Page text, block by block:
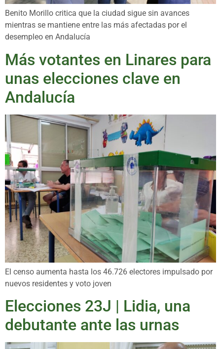
Benito Morillo critica que la ciudad sigue sin avances
mientras se mantiene entre las más afectadas por el
desempleo en Andalucía
Más votantes en Linares para
unas elecciones clave en
Andalucía
El censo aumenta hasta los 46.726 electores impulsado por
nuevos residentes y voto joven
Elecciones 23J | Lidia, una
debutante ante las urnas